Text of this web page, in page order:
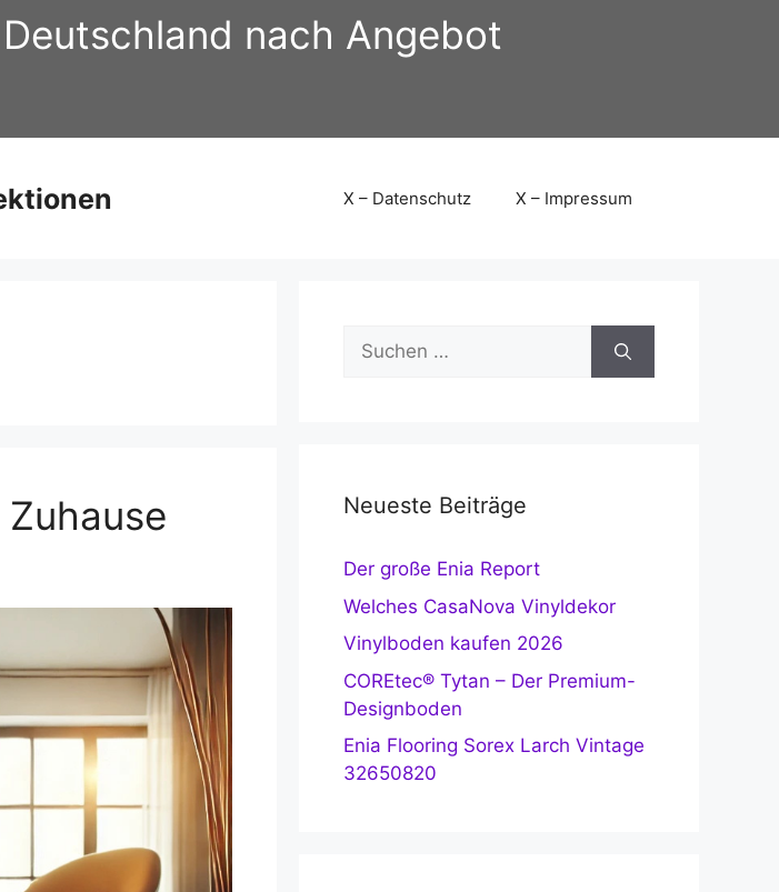
nach Angebot
X – Datenschutz X – Impressum
Suchen
nach:
Neueste Beiträge
Der große Enia Report
Welches CasaNova Vinyldekor
Vinylboden kaufen 2026
COREtec® Tytan – Der Premium-
Designboden
Enia Flooring Sorex Larch Vintage
32650820